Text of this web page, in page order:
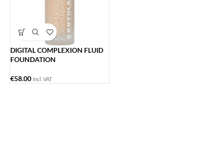
DIGITAL COMPLEXION FLUID
FOUNDATION
€58.00 Incl. VAT